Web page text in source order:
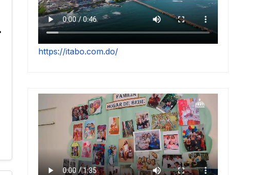
https://itabo.com.do/